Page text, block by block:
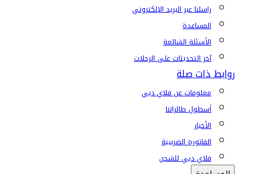
راسلنا عبر البريد الإلكتروني
المساعدة
الأسئلة الشائعة
آخر التحديثات على الرحلات
روابط ذات صلة
معلومات عن فلاي دبي
أسطول طائراتنا
الأخبار
الفاتورة الضريبية
فلاي دبي للشحن